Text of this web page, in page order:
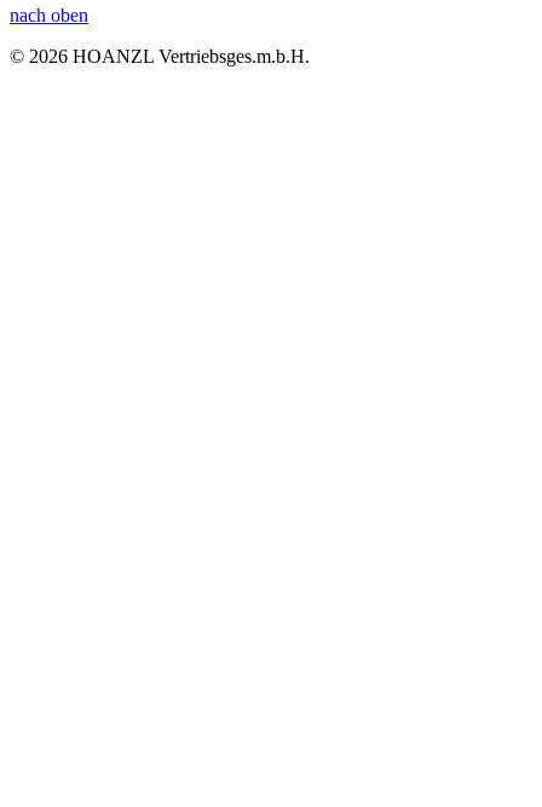
nach oben
© 2026 HOANZL Vertriebsges.m.b.H.